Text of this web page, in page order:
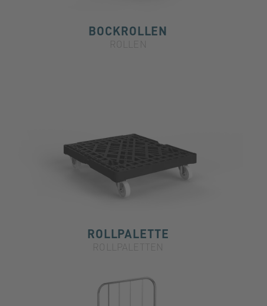
BOCKROLLEN
ROLLEN
ROLLPALETTE
ROLLPALETTEN